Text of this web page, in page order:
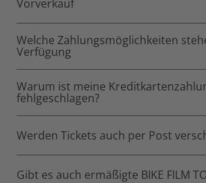
Vorverkauf
Welche Zahlungsmöglichkeiten
Verfügung
Warum ist meine
fehlgeschlagen?
Werden Tickets auch per Post
Gibt es auch ermäßigte BIKE FILM